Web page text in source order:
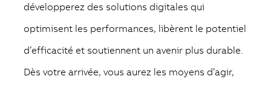
développerez des solutions digitales qui
optimisent les performances, libèrent le potentiel
d’efficacité et soutiennent un avenir plus durable.
Dès votre arrivée, vous aurez les moyens d’agir,